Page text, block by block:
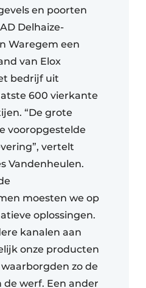
en poorten
Delhaize-
Waregem een
van Elox
bedrijf uit
600 vierkante
“De grote
vooropgestelde
vertelt
Vandenheulen.
moesten we op
oplossingen.
kanalen aan
onze producten
zo de
werf. Een ander